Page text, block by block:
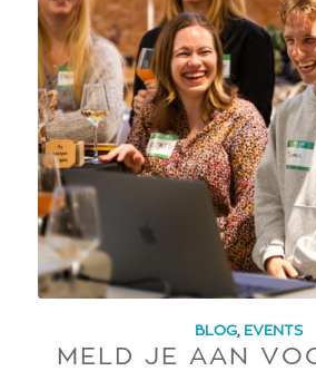
BLOG, EVENTS
MELD JE AAN